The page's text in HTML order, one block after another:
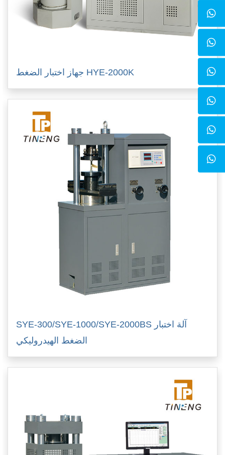
جهاز اختبار الضغط HYE-2000K
SYE-300/SYE-1000/SYE-2000BS آلة اختبار
الضغط الهيدروليكي